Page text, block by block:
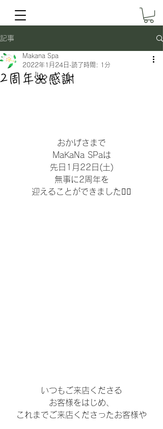
記事
2周年🌺感謝
Makana Spa
2022年1月24日 読了時間: 1分
おかげさまで
MaKaNa SPaは
先日1月22日(土)
無事に2周年を
迎えることができました🧚‍♀️
いつもご来店くださる
お客様をはじめ、
これまでご来店くださったお客様や